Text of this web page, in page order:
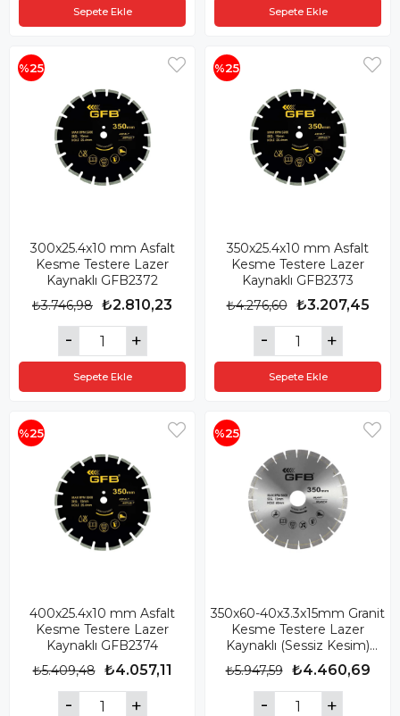
Sepete Ekle Sepete Ekle
300x25.4x10 mm Asfalt
Kesme Testere Lazer
Kaynaklı GFB2372
₺2.810,23
₺3.746,98
Sepete Ekle
%25
350x25.4x10 mm Asfalt
Kesme Testere Lazer
Kaynaklı GFB2373
₺3.207,45
₺4.276,60
Sepete Ekle
%25
400x25.4x10 mm Asfalt
Kesme Testere Lazer
Kaynaklı GFB2374
₺4.057,11
₺5.409,48
%25
350x60-40x3.3x15mm Granit
Kesme Testere Lazer
Kaynaklı (Sessiz Kesim)
GFB2376
₺4.460,69
₺5.947,59
%25